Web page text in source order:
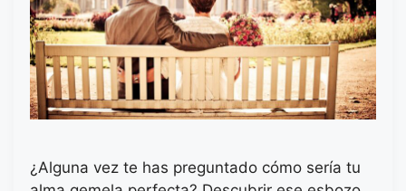
¿Alguna vez te has preguntado cómo sería tu